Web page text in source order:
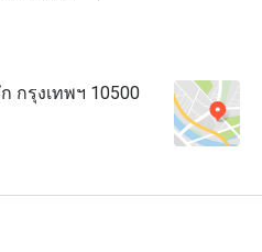
กรุงเทพฯ 10500